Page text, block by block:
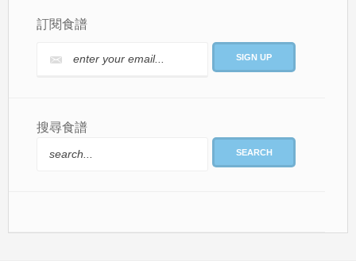
訂閱食譜
搜尋食譜
SEARCH